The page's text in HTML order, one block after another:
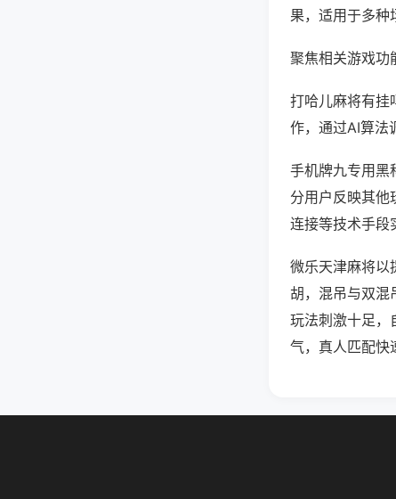
果，适用于多种
聚焦相关游戏功
打哈儿麻将有挂
作，通过AI算法
手机牌九专用黑
分用户反映其他
连接等技术手段
微乐天津麻将以
胡，混吊与双混
玩法刺激十足，
气，真人匹配快